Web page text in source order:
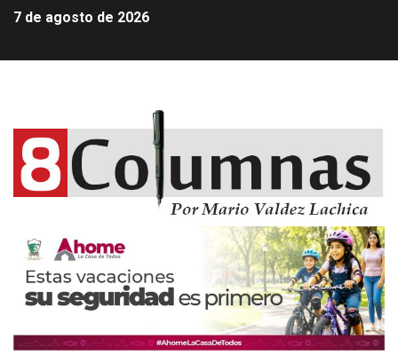
7 de agosto de 2026